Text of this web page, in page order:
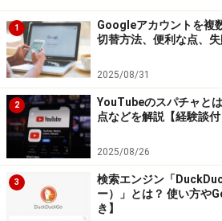
「Androidデバイスマネー
これだけのこと
Androidの場合は、「Androidデバ
使えます。アプリ一覧にある「
下にチェックを入れましょう。
○「位置情報」→「位置情報へのア
○「Androidデバイスマネージャー
端末を探す」
○「Androidデバイスマネージャー
1
Googleアカウントを複
切替方法、便利な点、
2025/08/31
2
YouTubeのスパチャと
点などを解説【経験談付
2025/08/26
3
検索エンジン「
ー）」とは？ 使い方や
き】